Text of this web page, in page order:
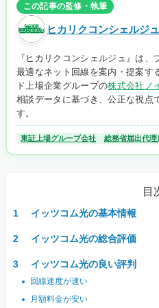
この記事の監修・執筆
ヒカリクコンシェルジュ
『ヒカリクコンシェルジュ』は
最適なネット回線を案内・提案す
ド上場企業グループの株式会社ノ
相談データに基づき、公正な視点
す。
東証上場グループ会社 総務省届出代
目
イッツコム光の基本情報
イッツコム光の総合評価
イッツコム光の良い評判
回線速度が速い
月額料金が安い